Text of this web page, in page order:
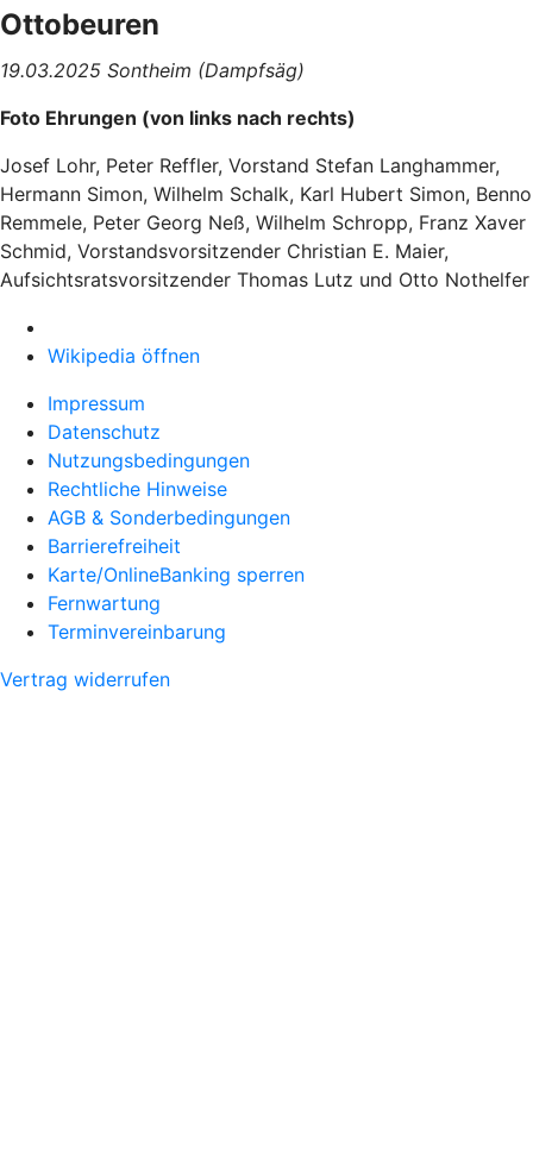
Ottobeuren
19.03.2025 Sontheim (Dampfsäg)
Foto Ehrungen (von links nach rechts)
Josef Lohr, Peter Reffler, Vorstand Stefan Langhammer,
Hermann Simon, Wilhelm Schalk, Karl Hubert Simon, Benno
Remmele, Peter Georg Neß, Wilhelm Schropp, Franz Xaver
Schmid, Vorstandsvorsitzender Christian E. Maier,
Aufsichtsratsvorsitzender Thomas Lutz und Otto Nothelfer
Wikipedia öffnen
Impressum
Datenschutz
Nutzungsbedingungen
Rechtliche Hinweise
AGB & Sonderbedingungen
Barrierefreiheit
Karte/OnlineBanking sperren
Fernwartung
Terminvereinbarung
Vertrag widerrufen